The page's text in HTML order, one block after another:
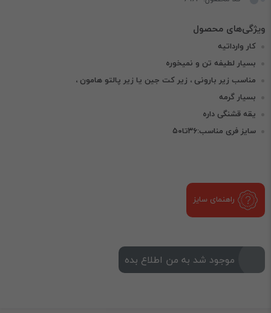
کار وارداتیه
بسیار لطیفه تن و نمیخوره
مناسب زیر بارونی ، زیر کت جین یا زیر پالتو هامون ،
بسیار گرمه
یقه قشنگی داره
سایز فری مناسب:۳۶تا۵۰
راهنمای سایز
موجود شد به من اطلاع بده